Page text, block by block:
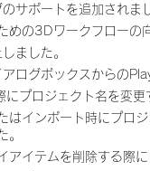
サポートを追加されま
めの3Dワークフローの
ました。
ログボックスからの
プロジェクト名を変更
はインポート時にプロ
。
アイテムを削除する際